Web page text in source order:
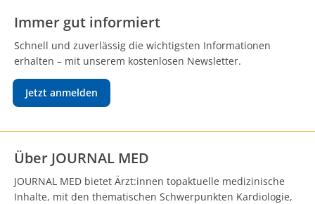
Immer gut informiert
Schnell und zuverlässig die wichtigsten Informationen
erhalten – mit unserem kostenlosen Newsletter.
Jetzt anmelden
Über JOURNAL MED
JOURNAL MED bietet Ärzt:innen topaktuelle medizinische
Inhalte, mit den thematischen Schwerpunkten Kardiologie,